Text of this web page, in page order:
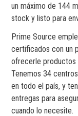
un máximo de 144
stock y listo para
Prime Source
certificados con un
ofrecerle productos
Tenemos 34
en todo el país, y
entregas para
cuando lo necesite.